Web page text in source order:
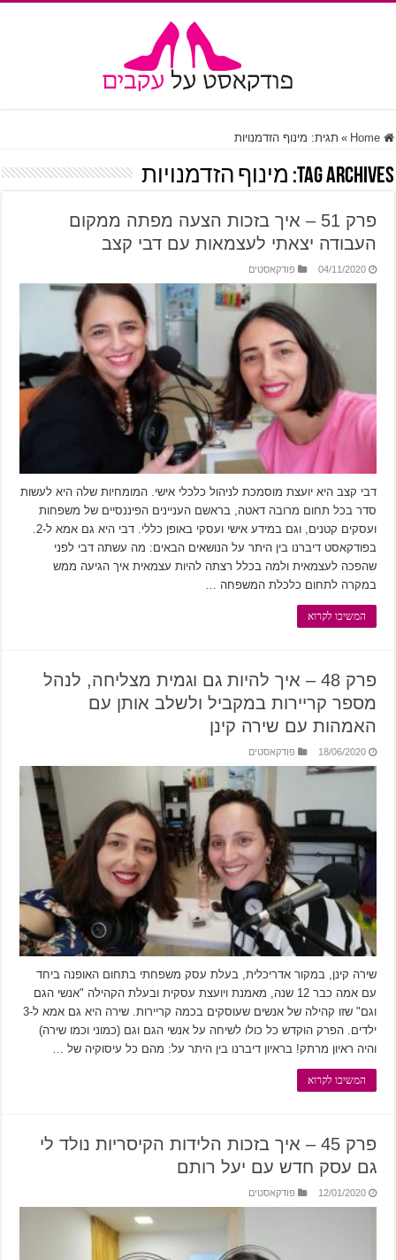
Home
» תגית: מינוף הזדמנויות
Tag Archives: מינוף הזדמנויות
פרק 51 – איך בזכות הצעה מפתה ממקום
העבודה יצאתי לעצמאות עם דבי קצב
04/11/2020 פודקאסטים
דבי קצב היא יועצת מוסמכת לניהול כלכלי אישי. המומחיות שלה היא לעשות
סדר בכל תחום מרובה דאטה, בראשם העניינים הפיננסיים של משפחות
בפודקאסט דיברנו בין היתר על הנושאים הבאים: מה עשתה דבי לפני
שהפכה לעצמאית ולמה בכלל רצתה להיות עצמאית איך הגיעה ממש
במקרה לתחום כלכלת המשפחה …
המשיכו לקרוא
פרק 48 – איך להיות גם וגמית מצליחה, לנהל
מספר קריירות במקביל ולשלב אותן עם
האמהות עם שירה קינן
18/06/2020 פודקאסטים
שירה קינן, במקור אדריכלית, בעלת עסק משפחתי בתחום האופנה ביחד
עם אמה כבר 12 שנה, מאמנת ויועצת עסקית ובעלת הקהילה "אנשי הגם
וגם" שזו קהילה של אנשים שעוסקים בכמה קריירות. שירה היא גם אמא ל-3
ילדים. הפרק הוקדש כל כולו לשיחה על אנשי הגם וגם (כמוני וכמו שירה)
והיה ראיון מרתק! בראיון דיברנו בין היתר על: מהם כל עיסוקיה של …
המשיכו לקרוא
פרק 45 – איך בזכות הלידות הקיסריות נולד לי
גם עסק חדש עם יעל רותם
12/01/2020 פודקאסטים